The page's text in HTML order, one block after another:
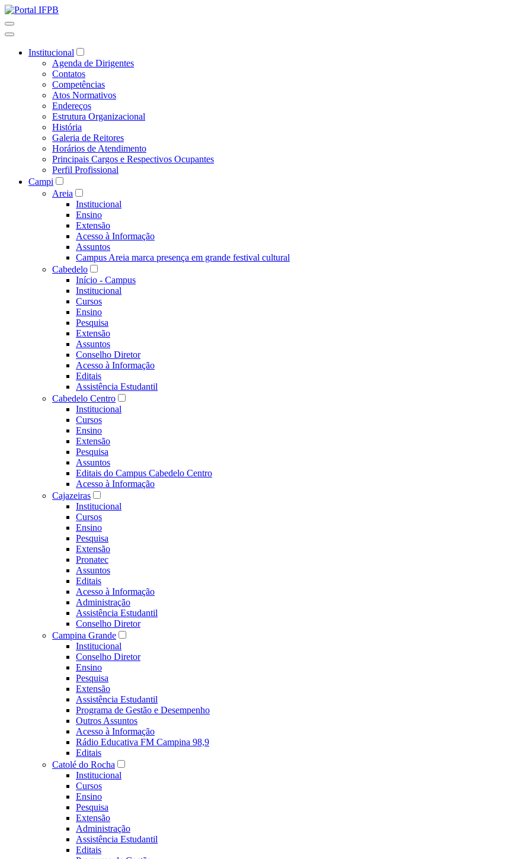
Institucional
Agenda de Dirigentes
Contatos
Competências
Atos Normativos
Endereços
Estrutura Organizacional
História
Galeria de Reitores
Horários de Atendimento
Principais Cargos e Respectivos Ocupantes
Perfil Profissional
Campi
Areia
Institucional
Ensino
Extensão
Acesso à Informação
Assuntos
Campus Areia marca presença em grande festival cultural
Cabedelo
Início - Campus
Institucional
Cursos
Ensino
Pesquisa
Extensão
Assuntos
Conselho Diretor
Acesso à Informação
Editais
Assistência Estudantil
Cabedelo Centro
Institucional
Cursos
Ensino
Extensão
Pesquisa
Assuntos
Editais do Campus Cabedelo Centro
Acesso à Informação
Cajazeiras
Institucional
Cursos
Ensino
Pesquisa
Extensão
Pronatec
Assuntos
Editais
Acesso à Informação
Administração
Assistência Estudantil
Conselho Diretor
Campina Grande
Institucional
Conselho Diretor
Ensino
Pesquisa
Extensão
Assistência Estudantil
Programa de Gestão e Desempenho
Outros Assuntos
Acesso à Informação
Rádio Educativa FM Campina 98,9
Editais
Catolé do Rocha
Institucional
Cursos
Ensino
Pesquisa
Extensão
Administração
Assistência Estudantil
Editais